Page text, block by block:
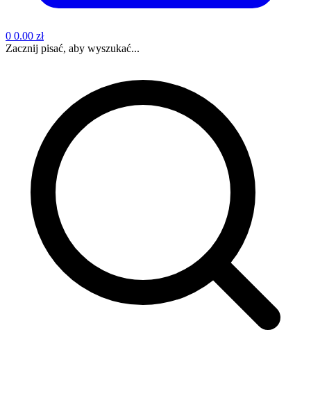
0 0.00 zł
Zacznij pisać, aby wyszukać...